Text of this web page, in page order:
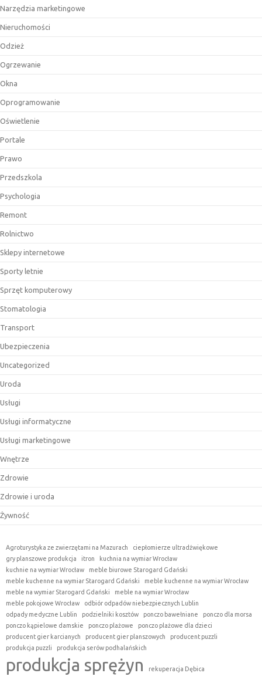
Narzędzia marketingowe
Nieruchomości
Odzież
Ogrzewanie
Okna
Oprogramowanie
Oświetlenie
Portale
Prawo
Przedszkola
Psychologia
Remont
Rolnictwo
Sklepy internetowe
Sporty letnie
Sprzęt komputerowy
Stomatologia
Transport
Ubezpieczenia
Uncategorized
Uroda
Usługi
Usługi informatyczne
Usługi marketingowe
Wnętrze
Zdrowie
Zdrowie i uroda
Żywność
Agroturystyka ze zwierzętami na Mazurach
ciepłomierze ultradźwiękowe
gry planszowe produkcja
itron
kuchnia na wymiar Wrocław
kuchnie na wymiar Wrocław
meble biurowe Starogard Gdański
meble kuchenne na wymiar Starogard Gdański
meble kuchenne na wymiar Wrocław
meble na wymiar Starogard Gdański
meble na wymiar Wrocław
meble pokojowe Wrocław
odbiór odpadów niebezpiecznych Lublin
odpady medyczne Lublin
podzielniki kosztów ponczo bawełniane
ponczo dla morsa
ponczo kąpielowe damskie
ponczo plażowe
ponczo plażowe dla dzieci
producent gier karcianych
producent gier planszowych
producent puzzli
produkcja puzzli
produkcja serów podhalańskich
produkcja sprężyn
rekuperacja Dębica